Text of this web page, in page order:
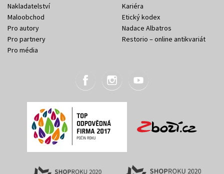
Nakladatelství
Maloobchod
Pro autory
Pro partnery
Pro média
Kariéra
Etický kodex
Nadace Albatros
Restorio – online antikvariát